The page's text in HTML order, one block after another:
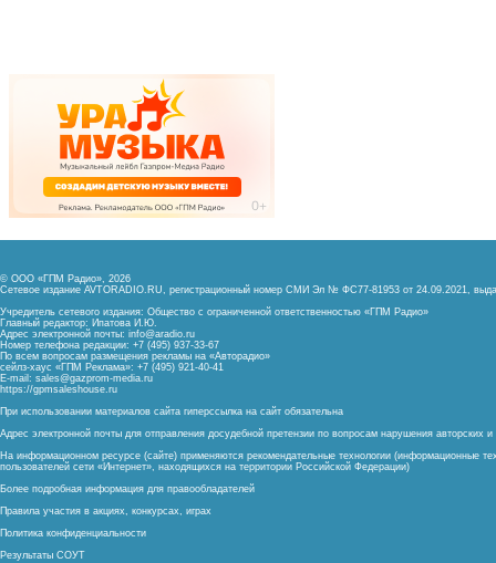
© ООО «ГПМ Радио», 2026
Сетевое издание AVTORADIO.RU, регистрационный номер СМИ Эл № ФС77-81953 от 24.09.2021,
Учредитель сетевого издания: Общество с ограниченной ответственностью «ГПМ Радио»
Главный редактор: Ипатова И.Ю.
Адрес электронной почты: info@aradio.ru
Номер телефона редакции: +7 (495) 937-33-67
По всем вопросам размещения рекламы на «Авторадио»
сейлз-хаус «ГПМ Реклама»: +7 (495) 921-40-41
E-mail: sales@gazprom-media.ru
https://gpmsaleshouse.ru
При использовании материалов сайта гиперссылка на сайт обязательна
Адрес электронной почты для отправления досудебной претензии по вопросам нарушения авторских
На информационном ресурсе (сайте) применяются рекомендательные технологии (информационные
пользователей сети «Интернет», находящихся на территории Российской Федерации)
Более подробная информация для правообладателей
Правила участия в акциях, конкурсах, играх
Политика конфиденциальности
Результаты СОУТ